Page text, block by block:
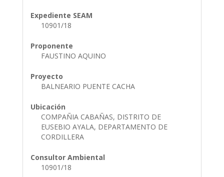
Expediente SEAM
10901/18
Proponente
FAUSTINO AQUINO
Proyecto
BALNEARIO PUENTE CACHA
Ubicación
COMPAÑIA CABAÑAS, DISTRITO DE
EUSEBIO AYALA, DEPARTAMENTO DE
CORDILLERA
Consultor Ambiental
10901/18